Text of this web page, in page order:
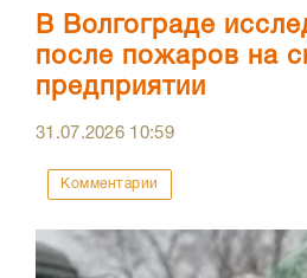
В Волгограде
после пожаров на
предприятии
31.07.2026 10:59
Комментарии